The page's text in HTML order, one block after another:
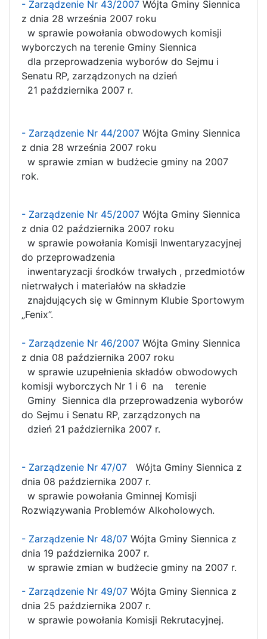
- Zarządzenie Nr 43/2007 Wójta Gminy Siennica
z dnia 28 września 2007 roku
w sprawie powołania obwodowych komisji
wyborczych na terenie Gminy Siennica
dla przeprowadzenia wyborów do Sejmu i
Senatu RP, zarządzonych na dzień
21 października 2007 r.
- Zarządzenie Nr 44/2007 Wójta Gminy Siennica
z dnia 28 września 2007 roku
w sprawie zmian w budżecie gminy na 2007
rok.
- Zarządzenie Nr 45/2007 Wójta Gminy Siennica
z dnia 02 października 2007 roku
w sprawie powołania Komisji Inwentaryzacyjnej
do przeprowadzenia
inwentaryzacji środków trwałych , przedmiotów
nietrwałych i materiałów na składzie
znajdujących się w Gminnym Klubie Sportowym
„Fenix”.
- Zarządzenie Nr 46/2007 Wójta Gminy Siennica
z dnia 08 października 2007 roku
w sprawie uzupełnienia składów obwodowych
komisji wyborczych Nr 1 i 6 na terenie
Gminy Siennica dla przeprowadzenia wyborów
do Sejmu i Senatu RP, zarządzonych na
dzień 21 października 2007 r.
- Zarządzenie Nr 47/07 Wójta Gminy Siennica z
dnia 08 października 2007 r.
w sprawie powołania Gminnej Komisji
Rozwiązywania Problemów Alkoholowych.
- Zarządzenie Nr 48/07 Wójta Gminy Siennica z
dnia 19 października 2007 r.
w sprawie zmian w budżecie gminy na 2007 r.
- Zarządzenie Nr 49/07 Wójta Gminy Siennica z
dnia 25 października 2007 r.
w sprawie powołania Komisji Rekrutacyjnej.